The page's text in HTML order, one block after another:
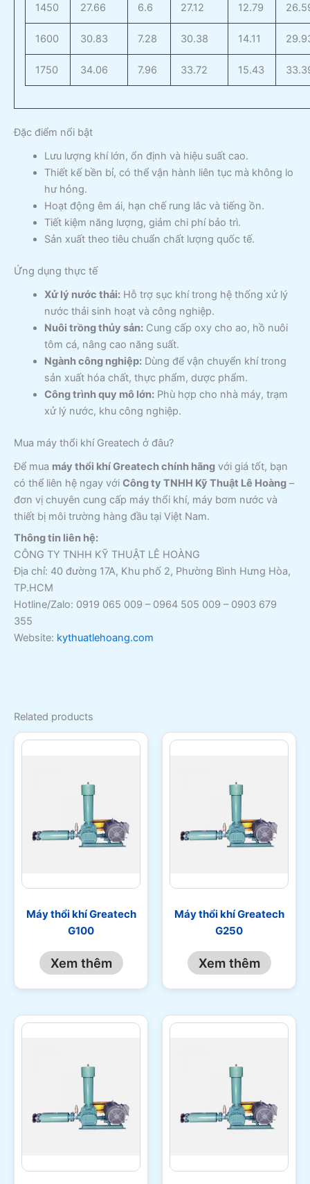
1450 27.66 6.6 27.12 12.79
1600 30.83 7.28 30.38 14.11
1750 34.06 7.96 33.72 15.43
Đặc điểm nổi bật
Lưu lượng khí lớn, ổn định và hiệu suất cao.
Thiết kế bền bỉ, có thể vận hành liên tục mà không lo
hư hỏng.
Hoạt động êm ái, hạn chế rung lắc và tiếng ồn.
Tiết kiệm năng lượng, giảm chi phí bảo trì.
Sản xuất theo tiêu chuẩn chất lượng quốc tế.
Ứng dụng thực tế
Xử lý nước thải:Hỗ trợ sục khí trong hệ thống xử lý
nước thải sinh hoạt và công nghiệp.
Nuôi trồng thủy sản:Cung cấp oxy cho ao, hồ nuôi
tôm cá, nâng cao năng suất.
Ngành công nghiệp:Dùng để vận chuyển khí trong
sản xuất hóa chất, thực phẩm, dược phẩm.
Công trình quy mô lớn:Phù hợp cho nhà máy, trạm
xử lý nước, khu công nghiệp.
Mua máy thổi khí Greatech ở đâu?
Để mua máy thổi khí Greatech chính hãng với giá tốt, bạn
có thể liên hệ ngay với Công ty TNHH Kỹ Thuật Lê Hoàng –
đơn vị chuyên cung cấp máy thổi khí, máy bơm nước và
thiết bị môi trường hàng đầu tại Việt Nam.
Thông tin liên hệ:
CÔNG TY TNHH KỸ THUẬT LÊ HOÀNG
Địa chỉ: 40 đường 17A, Khu phố 2, Phường Bình Hưng Hòa,
TP.HCM
Hotline/Zalo: 0919 065 009 – 0964 505 009 – 0903 679
355
Website: kythuatlehoang.com
Related products
Máy thổi khí Greatech
G100
Xem thêm
Máy thổi khí Greatech
G250
Xem thêm